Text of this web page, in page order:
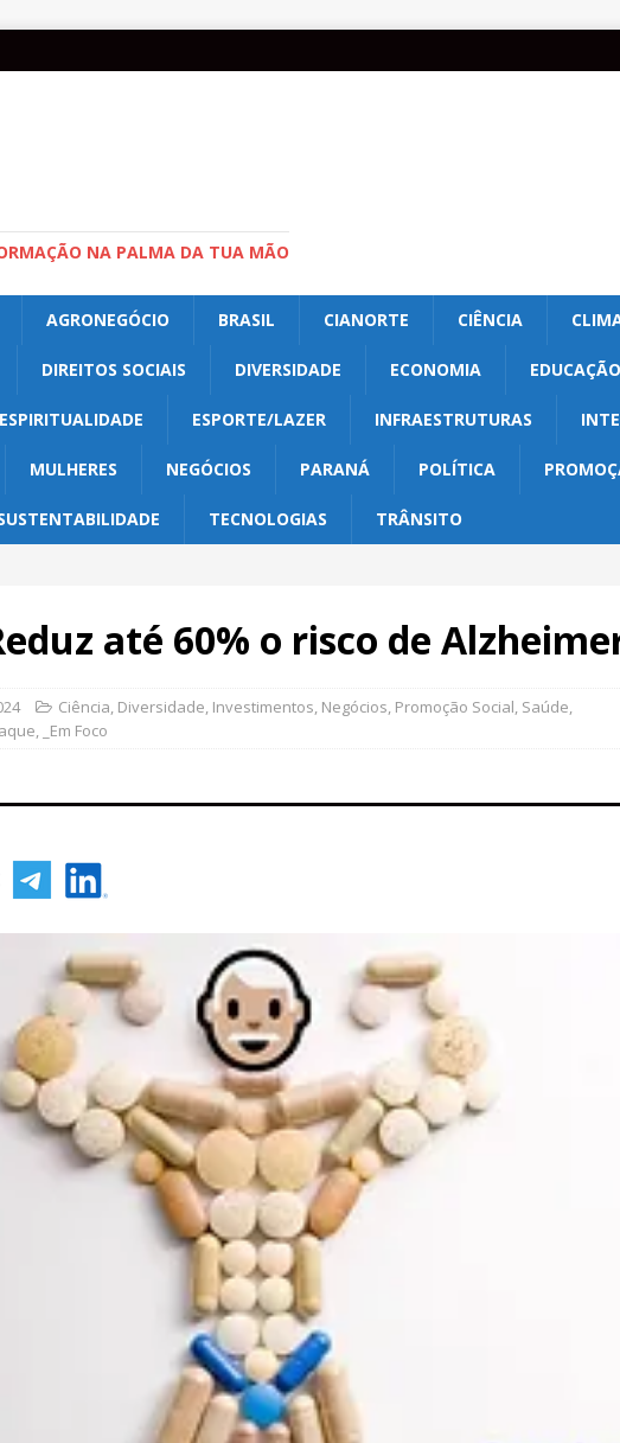
NA PALMA DA TUA MÃO
AGRONEGÓCIO BRASIL CIANORTE CIÊNCIA
DIREITOS SOCIAIS DIVERSIDADE ECONOMIA EDUCAÇÃO
ESPIRITUALIDADE ESPORTE/LAZER INFRAESTRUTURAS
MULHERES NEGÓCIOS PARANÁ POLÍTICA
TECNOLOGIAS TRÂNSITO
até 60% o risco de
Ciência, Diversidade, Investimentos, Negócios, Promoção Social, Saúde,
, _Em Foco